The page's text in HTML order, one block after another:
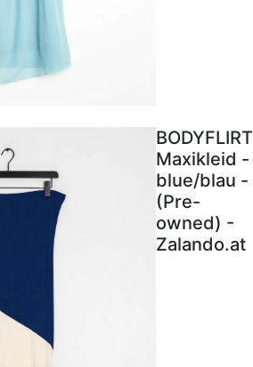
BODYFLIRT
Maxikleid -
blue/blau -
(Pre-
owned) -
Zalando.at